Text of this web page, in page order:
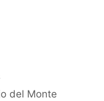
del Monte